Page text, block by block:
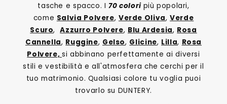
tasche e spacco. I70 colori più popolari,
come Salvia Polvere, Verde Oliva,Verde
Scuro,Azzurro Polvere, Blu Ardesia, Rosa
Cannella, Ruggine, Gelso, Glicine, Lilla, Rosa
Polvere, si abbinano perfettamente ai diversi
stili e vestibilità e all'atmosfera che cerchi per il
tuo matrimonio. Qualsiasi colore tu voglia puoi
trovarlo su DUNTERY.